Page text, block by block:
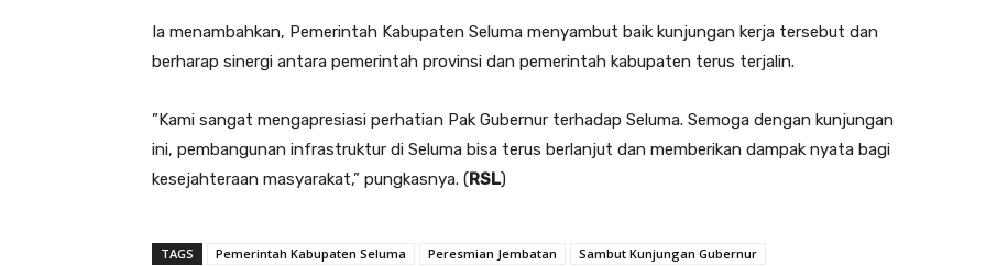
Ia menambahkan, Pemerintah Kabupaten Seluma menyambut baik kunjungan kerja tersebut dan
berharap sinergi antara pemerintah provinsi dan pemerintah kabupaten terus terjalin.
”Kami sangat mengapresiasi perhatian Pak Gubernur terhadap Seluma. Semoga dengan kunjungan
ini, pembangunan infrastruktur di Seluma bisa terus berlanjut dan memberikan dampak nyata bagi
kesejahteraan masyarakat,” pungkasnya. (RSL)
TAGS Pemerintah Kabupaten Seluma Peresmian Jembatan Sambut Kunjungan Gubernur